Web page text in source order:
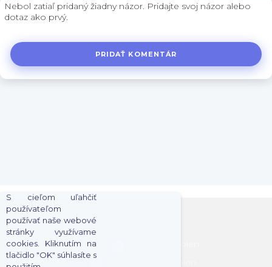
S cieľom uľahčiť
používateľom
používať naše webové
stránky využívame
cookies. Kliknutím na
tlačidlo "OK" súhlasíte s
Nebol zatiaľ pridaný žiadny názor. Pridajte svoj názor alebo
dotaz ako prvý.
PRIDAŤ KOMENTÁR
Sociálne siete
OK Moda - OK Men
OK Moda Nitra